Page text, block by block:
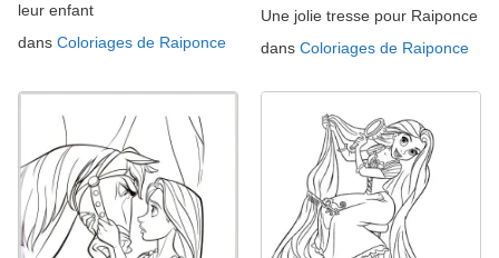
leur enfant
dans Coloriages de Raiponce
Une jolie tresse pour Raiponce
dans Coloriages de Raiponce